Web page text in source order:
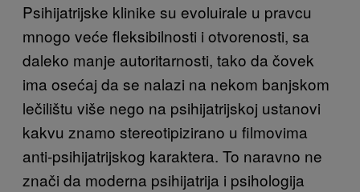
Psihijatrijske klinike su evoluirale u pravcu
mnogo veće fleksibilnosti i otvorenosti, sa
daleko manje autoritarnosti, tako da čovek
ima osećaj da se nalazi na nekom banjskom
lečilištu više nego na psihijatrijskoj ustanovi
kakvu znamo stereotipizirano u filmovima
anti-psihijatrijskog karaktera. To naravno ne
znači da moderna psihijatrija i psihologija